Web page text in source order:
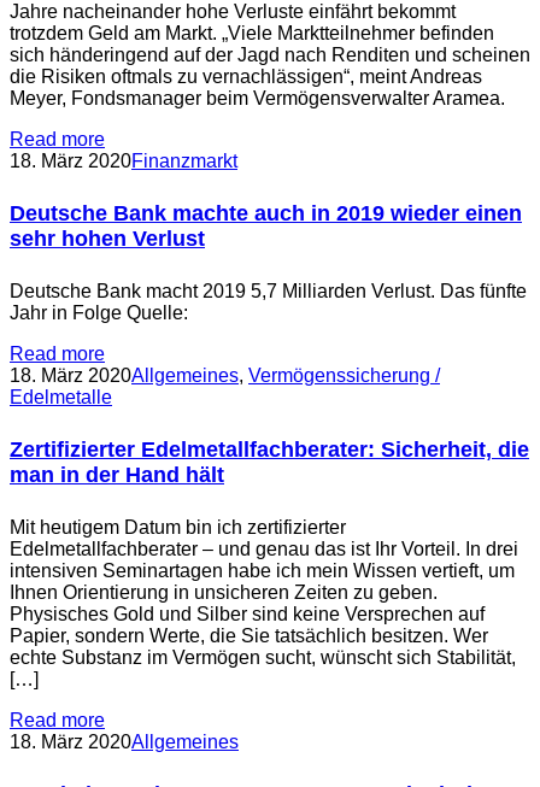
Jahre nacheinander hohe Verluste einfährt bekommt
trotzdem Geld am Markt. „Viele Marktteilnehmer befinden
sich händeringend auf der Jagd nach Renditen und scheinen
die Risiken oftmals zu vernachlässigen“, meint Andreas
Meyer, Fondsmanager beim Vermögensverwalter Aramea.
Read more
18. März 2020Finanzmarkt
Deutsche Bank machte auch in 2019 wieder einen
sehr hohen Verlust
Deutsche Bank macht 2019 5,7 Milliarden Verlust. Das fünfte
Jahr in Folge Quelle:
Read more
18. März 2020Allgemeines, Vermögenssicherung /
Edelmetalle
Zertifizierter Edelmetallfachberater: Sicherheit, die
man in der Hand hält
Mit heutigem Datum bin ich zertifizierter
Edelmetallfachberater – und genau das ist Ihr Vorteil. In drei
intensiven Seminartagen habe ich mein Wissen vertieft, um
Ihnen Orientierung in unsicheren Zeiten zu geben.
Physisches Gold und Silber sind keine Versprechen auf
Papier, sondern Werte, die Sie tatsächlich besitzen. Wer
echte Substanz im Vermögen sucht, wünscht sich Stabilität,
[…]
Read more
18. März 2020Allgemeines